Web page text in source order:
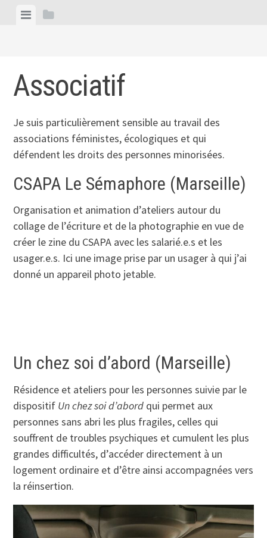
ViewView
Associatif
Je suis particulièrement sensible au travail des
associations féministes, écologiques et qui
défendent les droits des personnes minorisées.
CSAPA Le Sémaphore (Marseille)
Organisation et animation d’ateliers autour du
collage de l’écriture et de la photographie en vue de
créer le zine du CSAPA avec les salarié.e.s et les
usager.e.s. Ici une image prise par un usager à qui j’ai
donné un appareil photo jetable.
Un chez soi d’abord (Marseille)
Résidence et ateliers pour les personnes suivie par le
dispositif Un chez soi d’abord qui permet aux
personnes sans abri les plus fragiles, celles qui
souffrent de troubles psychiques et cumulent les plus
grandes difficultés, d’accéder directement à un
logement ordinaire et d’être ainsi accompagnées vers
la réinsertion.